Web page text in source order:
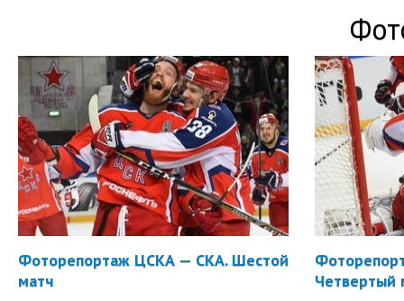
Фоторепортаж ЦСКА — СКА. Шестой
матч
Четвертый